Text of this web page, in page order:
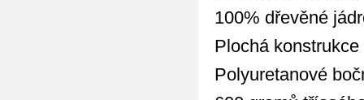
100% dřevěné
Plochá konstrukce
Polyuretanové